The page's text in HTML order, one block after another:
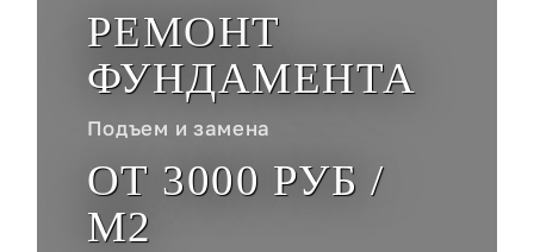
РЕМОНТ
ФУНДАМЕНТА
Подъем и замена
ОТ 3000 РУБ /
М2